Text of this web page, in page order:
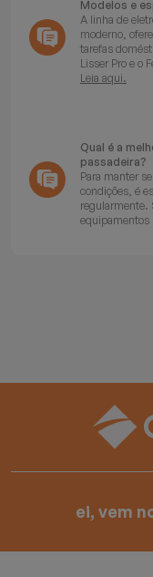
Modelos e
A linha de
moderno,
tarefas
Lisser Pro e o
Leia aqui.
Qual é a
passadeira?
Para manter
condições, é
regularmente.
equipamentos
ei, vem